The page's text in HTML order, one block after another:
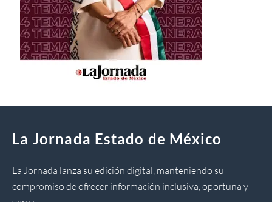
La Jornada Estado de México
La Jornada lanza su edición digital, manteniendo su
compromiso de ofrecer información inclusiva, oportuna y